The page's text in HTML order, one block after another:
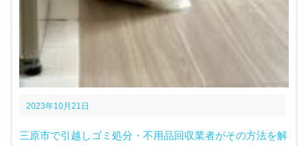
2023年10月21日
三原市で引越しゴミ処分・不用品回収業者がその方法を解